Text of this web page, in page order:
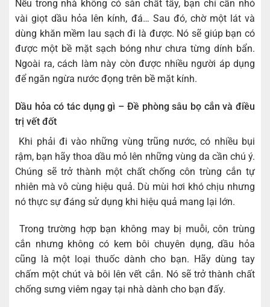
Nếu trong nhà không có sẵn chất tẩy, bạn chỉ cần nhỏ
vài giọt dầu hỏa lên kính, đá… Sau đó, chờ một lát và
dùng khăn mềm lau sạch đi là được. Nó sẽ giúp bạn có
được một bề mặt sạch bóng như chưa từng dính bẩn.
Ngoài ra, cách làm này còn được nhiều người áp dụng
để ngăn ngừa nước đọng trên bề mặt kính.
Dầu hỏa có tác dụng gì – Đề phòng sâu bọ cắn và điều
trị vết đốt
Khi phải đi vào những vùng trũng nước, có nhiều bụi
rậm, bạn hãy thoa dầu mỏ lên những vùng da cần chú ý.
Chúng sẽ trở thành một chất chống côn trùng cắn tự
nhiên mà vô cùng hiệu quả. Dù mùi hơi khó chịu nhưng
nó thực sự đáng sử dụng khi hiệu quả mang lại lớn.
Trong trường hợp bạn không may bị muỗi, côn trùng
cắn nhưng không có kem bôi chuyên dụng, dầu hỏa
cũng là một loại thuốc dành cho bạn. Hãy dùng tay
chấm một chút và bôi lên vết cắn. Nó sẽ trở thành chất
chống sưng viêm ngay tại nhà dành cho bạn đấy.